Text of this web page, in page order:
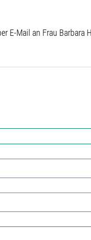
E-Mail an Frau Barbara